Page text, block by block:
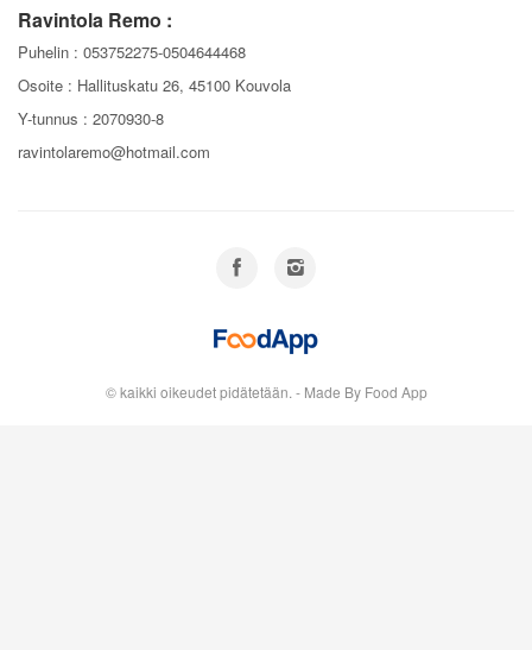
Ravintola Remo :
Puhelin : 053752275-0504644468
Osoite : Hallituskatu 26, 45100 Kouvola
Y-tunnus : 2070930-8
ravintolaremo@hotmail.com
© kaikki oikeudet pidätetään. - Made By Food App